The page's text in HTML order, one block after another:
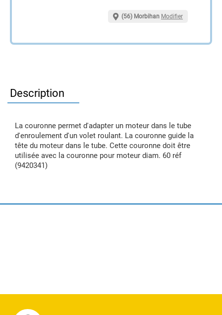
(56) Morbihan Modifier
Description
La couronne permet d'adapter un moteur dans le tube
d'enroulement d'un volet roulant. La couronne guide la
tête du moteur dans le tube. Cette couronne doit être
utilisée avec la couronne pour moteur diam. 60 réf
(9420341)